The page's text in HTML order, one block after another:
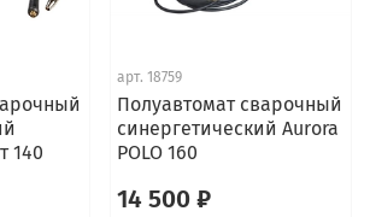
140
арт. 18759
Полуавтомат сварочный
синергетический Aurora
POLO 160
14 500 ₽